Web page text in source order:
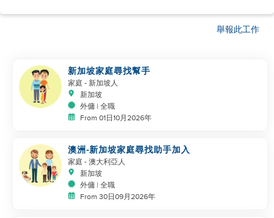
舉報此工作
新加坡家庭尋找幫手
家庭 - 新加坡人
新加坡
外傭 | 全職
From 01日10月2026年
澳洲-新加坡家庭尋找助手加入
家庭 - 澳大利亞人
新加坡
外傭 | 全職
From 30日09月2026年